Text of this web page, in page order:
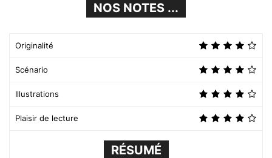
NOS NOTES ...
Originalité
Scénario
Illustrations
Plaisir de lecture
RÉSUMÉ